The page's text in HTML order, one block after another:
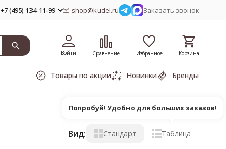
+7 (495) 134-11-99 shop@kudel.ru Заказать звонок
Войти Сравнение Избранное Корзина
Товары по акции Новинки Бренды
Вид: Стандарт Таблица
Попробуй! Удобно для больших заказов!